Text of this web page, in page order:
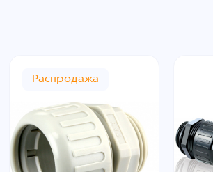
Распродажа